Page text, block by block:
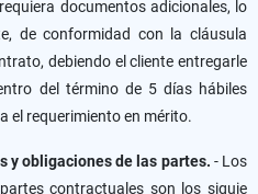
documentos adicionales, lo
de conformidad con la cláusula
debiendo el cliente entregarle
del término de 5 días hábiles
el requerimiento en mérito.
y obligaciones de las partes. - Los
contractuales son los siguie